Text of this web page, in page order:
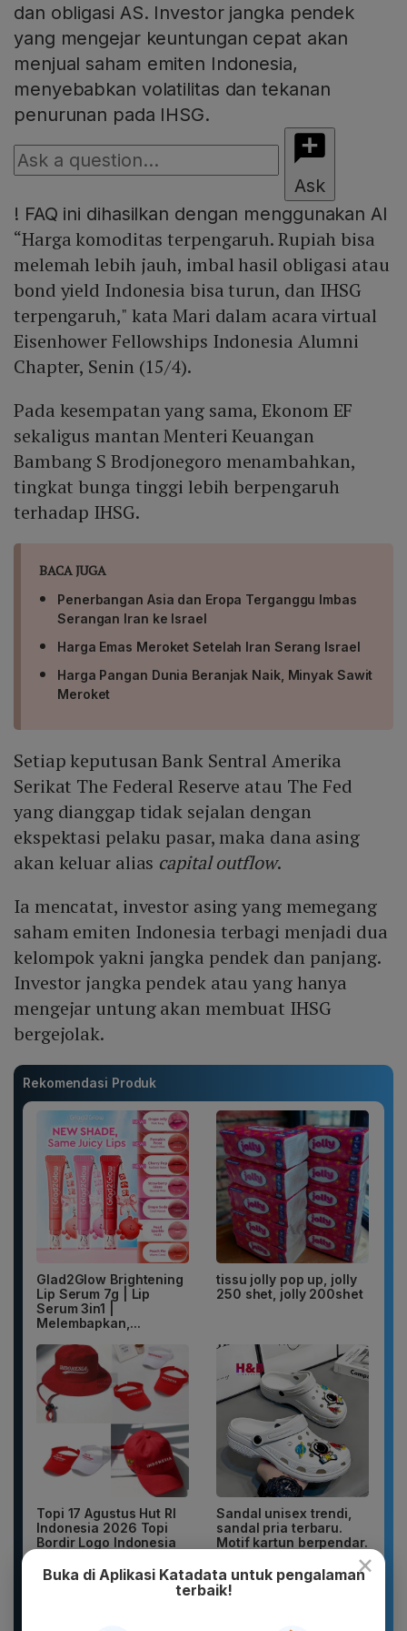
dan obligasi AS. Investor jangka pendek
yang mengejar keuntungan cepat akan
menjual saham emiten Indonesia,
menyebabkan volatilitas dan tekanan
penurunan pada IHSG.
Ask
! FAQ ini dihasilkan dengan menggunakan AI
“Harga komoditas terpengaruh. Rupiah bisa
melemah lebih jauh, imbal hasil obligasi atau
bond yield Indonesia bisa turun, dan IHSG
terpengaruh," kata Mari dalam acara virtual
Eisenhower Fellowships Indonesia Alumni
Chapter, Senin (15/4).
Pada kesempatan yang sama, Ekonom EF
sekaligus mantan Menteri Keuangan
Bambang S Brodjonegoro menambahkan,
tingkat bunga tinggi lebih berpengaruh
terhadap IHSG.
BACA JUGA
Penerbangan Asia dan Eropa Terganggu Imbas
Serangan Iran ke Israel
Harga Emas Meroket Setelah Iran Serang Israel
Harga Pangan Dunia Beranjak Naik, Minyak Sawit
Meroket
Setiap keputusan Bank Sentral Amerika
Serikat The Federal Reserve atau The Fed
yang dianggap tidak sejalan dengan
ekspektasi pelaku pasar, maka dana asing
akan keluar alias capital outflow.
Ia mencatat, investor asing yang memegang
saham emiten Indonesia terbagi menjadi dua
kelompok yakni jangka pendek dan panjang.
Investor jangka pendek atau yang hanya
mengejar untung akan membuat IHSG
bergejolak.
Rekomendasi Produk
Glad2Glow Brightening
Lip Serum 7g | Lip
Serum 3in1 |
Melembapkan,...
tissu jolly pop up, jolly
250 shet, jolly 200shet
Topi 17 Agustus Hut RI
Indonesia 2026 Topi
Bordir Logo Indonesia
Sandal unisex trendi,
sandal pria terbaru.
Motif kartun berpendar.
×
Buka di Aplikasi Katadata untuk pengalaman
terbaik!